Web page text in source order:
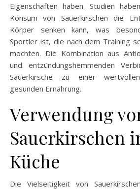
Eigenschaften haben. Studien
Konsum von Sauerkirschen die
Körper senken kann, was
Sportler ist, die nach dem Training
möchten. Die Kombination aus
und entzündungshemmenden
Sauerkirsche zu einer
gesunden Ernährung.
Verwendung
Sauerkirschen
Küche
Die Vielseitigkeit von